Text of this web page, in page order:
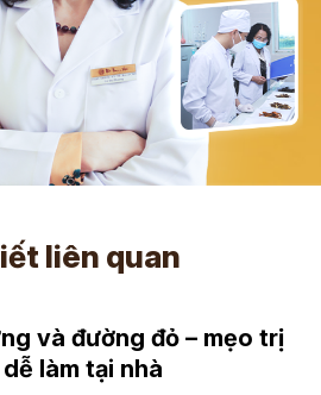
liên quan
và đường đỏ – mẹo trị
làm tại nhà